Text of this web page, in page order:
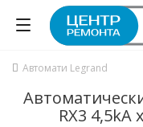
Автомати Legrand
RX3 4,5kA